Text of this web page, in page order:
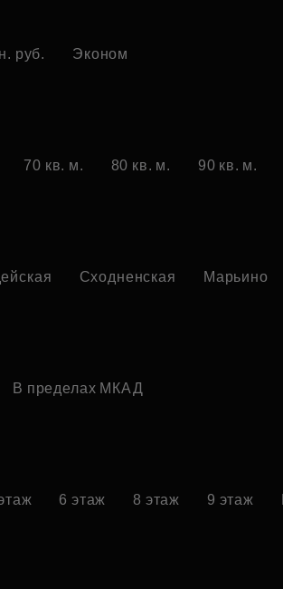
руб. Эконом
70 кв. м. 80 кв. м. 90 кв. м.
Сходненская Марьино
В пределах МКАД
6 этаж 8 этаж 9 этаж